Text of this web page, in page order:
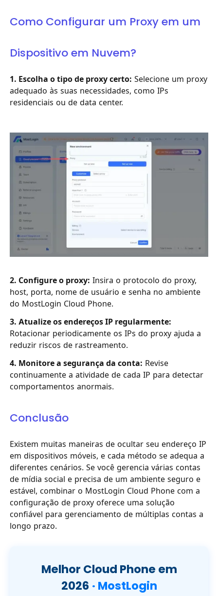
Como Configurar um Proxy em um
Dispositivo em Nuvem?
1. Escolha o tipo de proxy certo: Selecione um proxy
adequado às suas necessidades, como IPs
residenciais ou de data center.
2. Configure o proxy: Insira o protocolo do proxy,
host, porta, nome de usuário e senha no ambiente
do MostLogin Cloud Phone.
3. Atualize os endereços IP regularmente:
Rotacionar periodicamente os IPs do proxy ajuda a
reduzir riscos de rastreamento.
4. Monitore a segurança da conta: Revise
continuamente a atividade de cada IP para detectar
comportamentos anormais.
Conclusão
Existem muitas maneiras de ocultar seu endereço IP
em dispositivos móveis, e cada método se adequa a
diferentes cenários. Se você gerencia várias contas
de mídia social e precisa de um ambiente seguro e
estável, combinar o MostLogin Cloud Phone com a
configuração de proxy oferece uma solução
confiável para gerenciamento de múltiplas contas a
longo prazo.
Melhor Cloud Phone em
2026 · MostLogin